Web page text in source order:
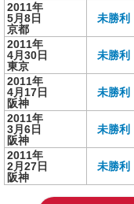
2011年
5月8日
京都
未勝利
2011年
4月30日
東京
未勝利
2011年
4月17日
阪神
未勝利
2011年
3月6日
阪神
未勝利
2011年
2月27日
阪神
未勝利